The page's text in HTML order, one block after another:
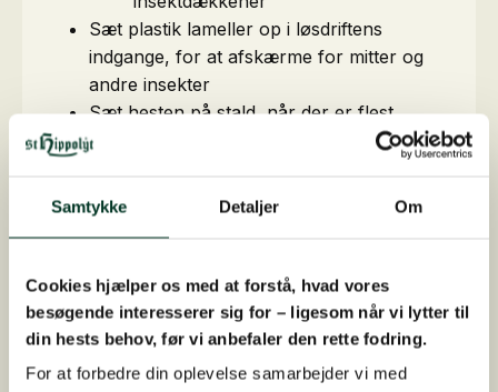
Samtykke Detaljer Om
Cookies hjælper os med at forstå, hvad vores
besøgende interesserer sig for – ligesom når vi lytter til
din hests behov, før vi anbefaler den rette fodring.
For at forbedre din oplevelse samarbejder vi med
Sæt plastik lameller op i løsdriftens
indgange, for at afskærme for mitter og
andre insekter
Sæt hesten på stald, når der er flest
insekter
Insektpresset er typisk størst kort før
solnedgang og lige før solopgang
Hestene kan fx gå på fold om natten
Undgå folde med vandhuller, da dette øger
antallet af insekter
Vælg åbne folde, hvor der er mere luft.
Hvor der er luft, er der typisk ikke ret